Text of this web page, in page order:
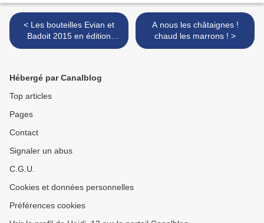
< Les bouteilles Evian et
Badoit 2015 en édition
limitée
A nous les châtaignes !
chaud les marrons ! >
Hébergé par Canalblog
Top articles
Pages
Contact
Signaler un abus
C.G.U.
Cookies et données personnelles
Préférences cookies